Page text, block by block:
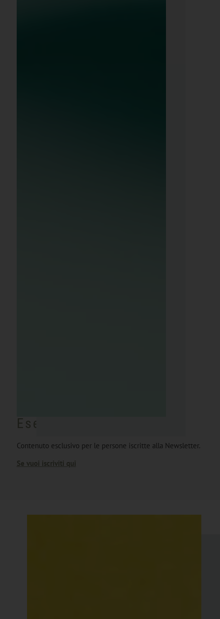
Esercizio del mese
Contenuto esclusivo per le persone iscritte alla Newsletter.
Se vuoi iscriviti qui